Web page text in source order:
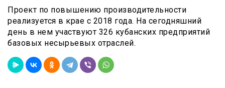
Проект по повышению производительности
реализуется в крае с 2018 года. На сегодняшний
день в нем участвуют 326 кубанских предприятий
базовых несырьевых отраслей.